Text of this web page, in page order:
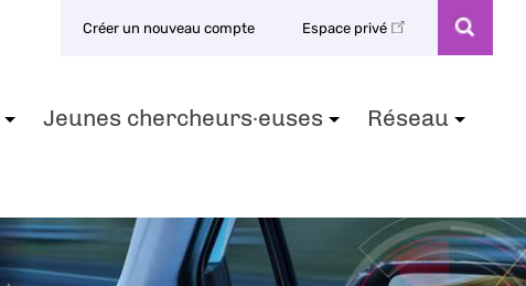
Créer un nouveau compte Espace privé
Jeunes chercheurs·euses Réseau